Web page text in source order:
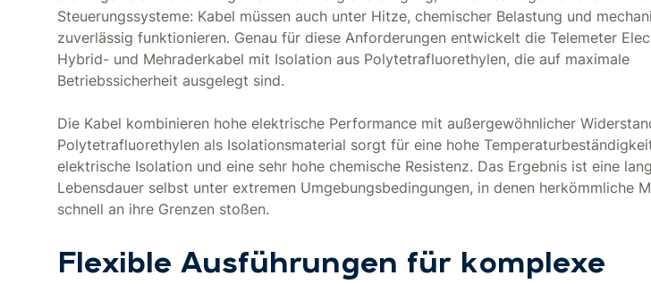
Steuerungssysteme: Kabel müssen auch unter Hitze, chemischer Belastung und
zuverlässig funktionieren. Genau für diese Anforderungen entwickelt die Telemeter
Hybrid- und Mehraderkabel mit Isolation aus Polytetrafluorethylen, die auf maximale
Betriebssicherheit ausgelegt sind.
Die Kabel kombinieren hohe elektrische Performance mit außergewöhnlicher
Polytetrafluorethylen als Isolationsmaterial sorgt für eine hohe
elektrische Isolation und eine sehr hohe chemische Resistenz. Das Ergebnis ist eine
Lebensdauer selbst unter extremen Umgebungsbedingungen, in denen herkömmliche
schnell an ihre Grenzen stoßen.
Flexible Ausführungen für komplexe